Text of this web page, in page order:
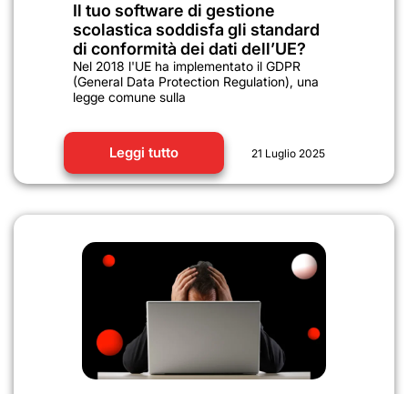
Il tuo software di gestione
scolastica soddisfa gli standard
di conformità dei dati dell’UE?
Nel 2018 l'UE ha implementato il GDPR
(General Data Protection Regulation), una
legge comune sulla
Leggi tutto 21 Luglio 2025